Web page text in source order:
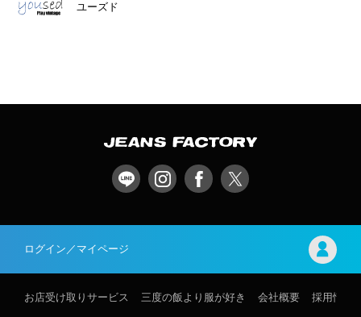
ユーズド
ログイン／マイページ
お店受け取りサービス 三度の飯より服が好き 会社概要 採用情報